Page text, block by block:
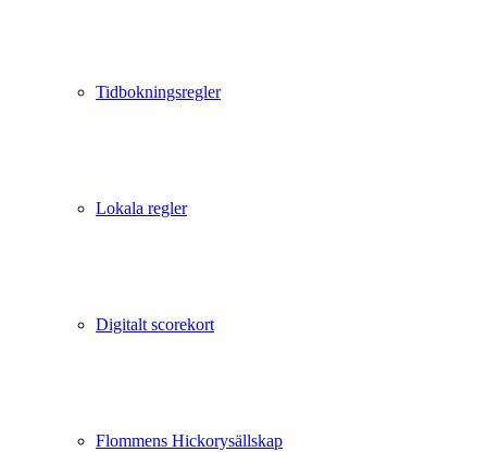
Tidbokningsregler
Lokala regler
Digitalt scorekort
Flommens Hickorysällskap